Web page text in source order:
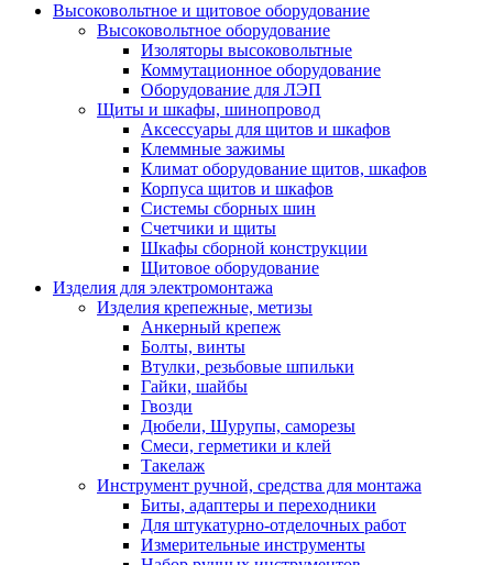
Высоковольтное и щитовое оборудование
Высоковольтное оборудование
Изоляторы высоковольтные
Коммутационное оборудование
Оборудование для ЛЭП
Щиты и шкафы, шинопровод
Аксессуары для щитов и шкафов
Клеммные зажимы
Климат оборудование щитов, шкафов
Корпуса щитов и шкафов
Системы сборных шин
Счетчики и щиты
Шкафы сборной конструкции
Щитовое оборудование
Изделия для электромонтажа
Изделия крепежные, метизы
Анкерный крепеж
Болты, винты
Втулки, резьбовые шпильки
Гайки, шайбы
Гвозди
Дюбели, Шурупы, саморезы
Смеси, герметики и клей
Такелаж
Инструмент ручной, средства для монтажа
Биты, адаптеры и переходники
Для штукатурно-отделочных работ
Измерительные инструменты